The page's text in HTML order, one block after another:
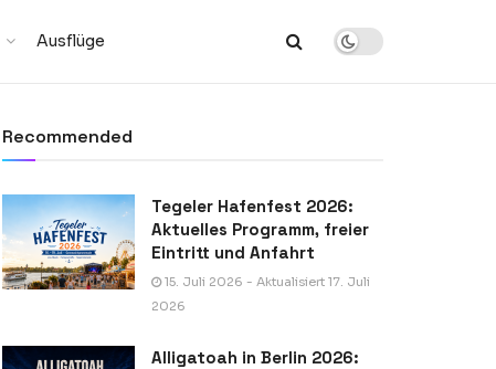
Ausflüge
Recommended
Tegeler Hafenfest 2026:
Aktuelles Programm, freier
Eintritt und Anfahrt
15. Juli 2026 - Aktualisiert 17. Juli
2026
Alligatoah in Berlin 2026: